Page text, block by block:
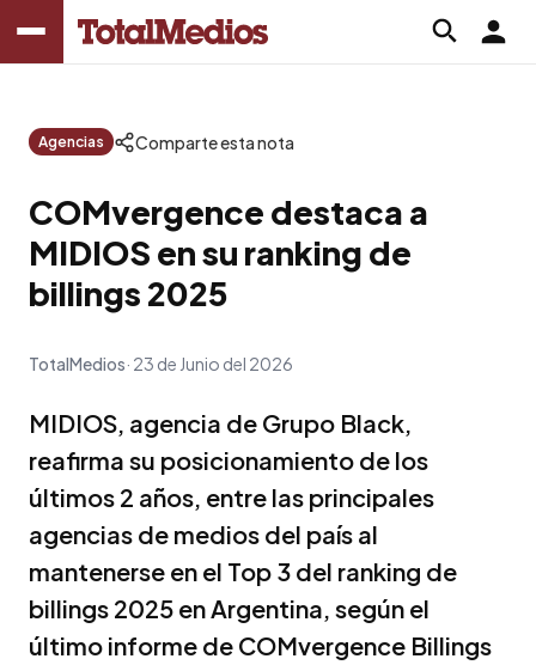
Agencias Comparte esta nota
COMvergence destaca a
MIDIOS en su ranking de
billings 2025
TotalMedios 23 de Junio del 2026
MIDIOS, agencia de Grupo Black,
reafirma su posicionamiento de los
últimos 2 años, entre las principales
agencias de medios del país al
mantenerse en el Top 3 del ranking de
billings 2025 en Argentina, según el
último informe de COMvergence Billings